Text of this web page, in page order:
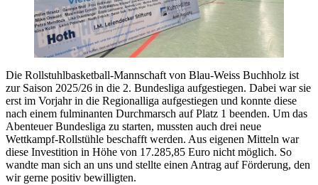
Die Rollstuhlbasketball-Mannschaft von Blau-Weiss Buchholz ist
zur Saison 2025/26 in die 2. Bundesliga aufgestiegen. Dabei war sie
erst im Vorjahr in die Regionalliga aufgestiegen und konnte diese
nach einem fulminanten Durchmarsch auf Platz 1 beenden. Um das
Abenteuer Bundesliga zu starten, mussten auch drei neue
Wettkampf-Rollstühle beschafft werden. Aus eigenen Mitteln war
diese Investition in Höhe von 17.285,85 Euro nicht möglich. So
wandte man sich an uns und stellte einen Antrag auf Förderung, den
wir gerne positiv bewilligten.